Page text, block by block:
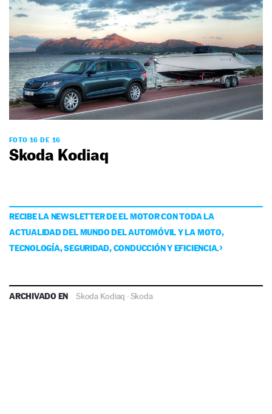
FOTO 16 DE 16
Skoda Kodiaq
RECIBE LA NEWSLETTER DE EL MOTOR CON TODA LA
ACTUALIDAD DEL MUNDO DEL AUTOMÓVIL Y LA MOTO,
TECNOLOGÍA, SEGURIDAD, CONDUCCIÓN Y EFICIENCIA.
ARCHIVADO EN Skoda Kodiaq ·Skoda